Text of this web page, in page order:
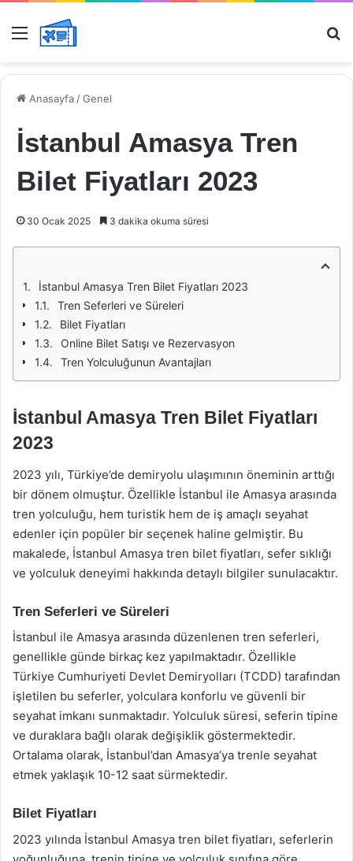
Menü
Anasayfa /Genel
İstanbul Amasya Tren
Bilet Fiyatları 2023
30 Ocak 2025 3 dakika okuma süresi
İstanbul Amasya Tren Bilet Fiyatları 2023
Tren Seferleri ve Süreleri
Bilet Fiyatları
Online Bilet Satışı ve Rezervasyon
Tren Yolculuğunun Avantajları
İstanbul Amasya Tren Bilet Fiyatları
2023
2023 yılı, Türkiye’de demiryolu ulaşımının öneminin arttığı
bir dönem olmuştur. Özellikle İstanbul ile Amasya arasında
tren yolculuğu, hem turistik hem de iş amaçlı seyahat
edenler için popüler bir seçenek haline gelmiştir. Bu
makalede, İstanbul Amasya tren bilet fiyatları, sefer sıklığı
ve yolculuk deneyimi hakkında detaylı bilgiler sunulacaktır.
Tren Seferleri ve Süreleri
İstanbul ile Amasya arasında düzenlenen tren seferleri,
genellikle günde birkaç kez yapılmaktadır. Özellikle
Türkiye Cumhuriyeti Devlet Demiryolları (TCDD) tarafından
işletilen bu seferler, yolculara konforlu ve güvenli bir
seyahat imkanı sunmaktadır. Yolculuk süresi, seferin tipine
ve duraklara bağlı olarak değişiklik göstermektedir.
Ortalama olarak, İstanbul’dan Amasya’ya trenle seyahat
etmek yaklaşık 10-12 saat sürmektedir.
Bilet Fiyatları
2023 yılında İstanbul Amasya tren bilet fiyatları, seferlerin